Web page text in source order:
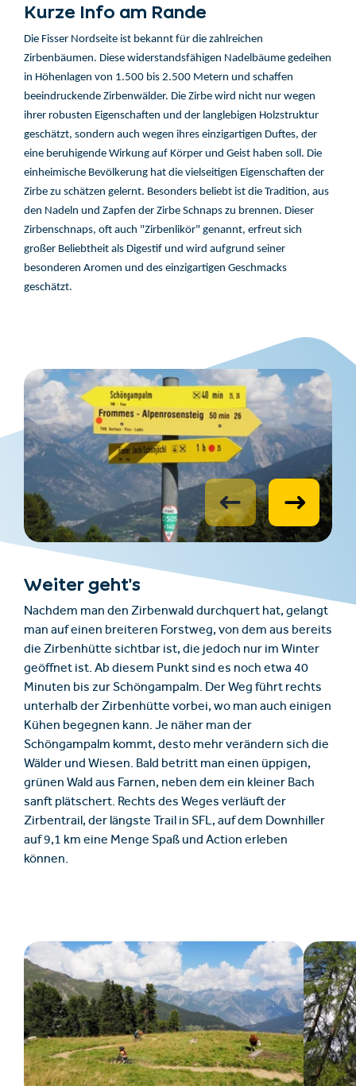
Kurze Info am Rande
Die Fisser Nordseite ist bekannt für die zahlreichen
Zirbenbäumen. Diese widerstandsfähigen Nadelbäume gedeihen
in Höhenlagen von 1.500 bis 2.500 Metern und schaffen
beeindruckende Zirbenwälder. Die Zirbe wird nicht nur wegen
ihrer robusten Eigenschaften und der langlebigen Holzstruktur
geschätzt, sondern auch wegen ihres einzigartigen Duftes, der
eine beruhigende Wirkung auf Körper und Geist haben soll. Die
einheimische Bevölkerung hat die vielseitigen Eigenschaften der
Zirbe zu schätzen gelernt. Besonders beliebt ist die Tradition, aus
den Nadeln und Zapfen der Zirbe Schnaps zu brennen. Dieser
Zirbenschnaps, oft auch "Zirbenlikör" genannt, erfreut sich
großer Beliebtheit als Digestif und wird aufgrund seiner
besonderen Aromen und des einzigartigen Geschmacks
geschätzt.
Weiter geht's
Nachdem man den Zirbenwald durchquert hat, gelangt
man auf einen breiteren Forstweg, von dem aus bereits
die Zirbenhütte sichtbar ist, die jedoch nur im Winter
geöffnet ist. Ab diesem Punkt sind es noch etwa 40
Minuten bis zur Schöngampalm. Der Weg führt rechts
unterhalb der Zirbenhütte vorbei, wo man auch einigen
Kühen begegnen kann. Je näher man der
Schöngampalm kommt, desto mehr verändern sich die
Wälder und Wiesen. Bald betritt man einen üppigen,
grünen Wald aus Farnen, neben dem ein kleiner Bach
sanft plätschert. Rechts des Weges verläuft der
Zirbentrail, der längste Trail in SFL, auf dem Downhiller
auf 9,1 km eine Menge Spaß und Action erleben
können.